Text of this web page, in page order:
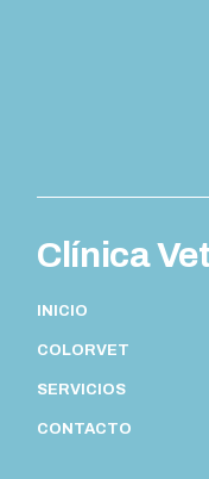
Clínica
INICIO
COLORVET
SERVICIOS
CONTACTO